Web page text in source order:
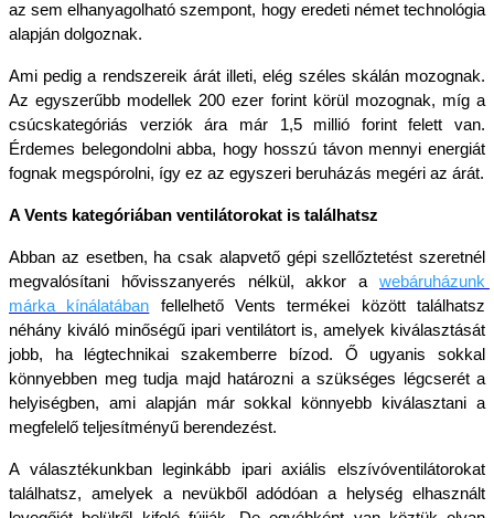
az sem elhanyagolható szempont, hogy eredeti német technológia
alapján dolgoznak.
Ami pedig a rendszereik árát illeti, elég széles skálán mozognak.
Az egyszerűbb modellek 200 ezer forint körül mozognak, míg a
csúcskategóriás verziók ára már 1,5 millió forint felett van.
Érdemes belegondolni abba, hogy hosszú távon mennyi energiát
fognak megspórolni, így ez az egyszeri beruházás megéri az árát.
A Vents kategóriában ventilátorokat is találhatsz
Abban az esetben, ha csak alapvető gépi szellőztetést szeretnél
megvalósítani hővisszanyerés nélkül, akkor a webáruházunk
márka kínálatában
fellelhető Vents termékei között találhatsz
néhány kiváló minőségű ipari ventilátort is, amelyek kiválasztását
jobb, ha légtechnikai szakemberre bízod. Ő ugyanis sokkal
könnyebben meg tudja majd határozni a szükséges légcserét a
helyiségben, ami alapján már sokkal könnyebb kiválasztani a
megfelelő teljesítményű berendezést.
A választékunkban leginkább ipari axiális elszívóventilátorokat
találhatsz, amelyek a nevükből adódóan a helység elhasznált